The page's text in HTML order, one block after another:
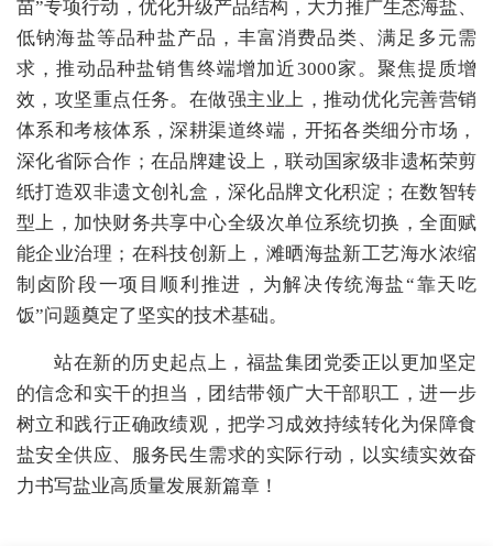
苗”专项行动， 优化升级产品结构， 大力推广生态海盐、
低钠海盐等品种盐产品，丰富消费品类、满足多元需
求，推动品种盐销售终端增加近3000家。聚焦提质增
效，攻坚重点任务。 在做强主业上， 推动优化完善营销
体系和考核体系，深耕渠道终端，开拓各类细分市场，
深化省际合作；在品牌建设上，联动国家级非遗柘荣剪
纸打造双非遗文创礼盒，深化品牌文化积淀 ； 在数智转
型上， 加快财务共享中心全级次单位系统切换，全面赋
能企业治理； 在科技创新上，滩晒海盐新工艺海水浓缩
制卤阶段一项目顺利推进，为解决传统海盐“靠天吃
饭”问题奠定了坚实的技术基础。
站在新的历史起点上，福盐集团党委正以更加坚定
的信念和实干的担当，团结带领广大干部职工，进一步
树立和践行正确政绩观，把学习成效持续转化为保障食
盐安全供应、服务民生需求的实际行动，以实绩实效奋
力书写盐业高质量发展新篇章！